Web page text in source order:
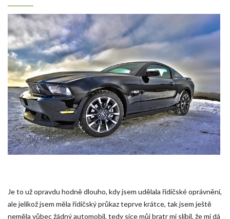
Je to už opravdu hodně dlouho, kdy jsem udělala řidičské oprávnění,
ale jelikož jsem měla řidičský průkaz teprve krátce, tak jsem ještě
neměla vůbec žádný automobil, tedy sice můj bratr mi slíbil, že mi dá